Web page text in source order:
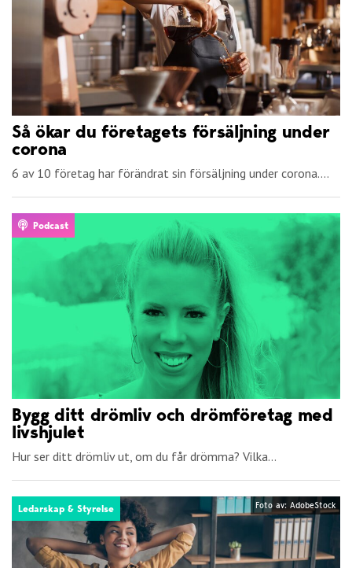
Så ökar du företagets försäljning under
corona
6 av 10 företag har förändrat sin försäljning under corona....
Podcast
Bygg ditt drömliv och drömföretag med
livshjulet
Hur ser ditt drömliv ut, om du får drömma? Vilka...
Ledarskap & Styrelse Foto av: AdobeStock